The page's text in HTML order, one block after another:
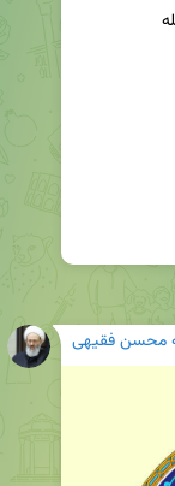
محسن فقیهی